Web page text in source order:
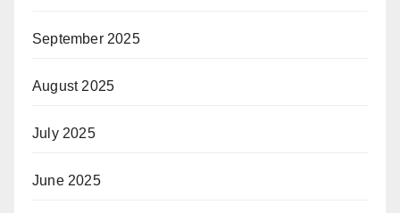
September 2025
August 2025
July 2025
June 2025